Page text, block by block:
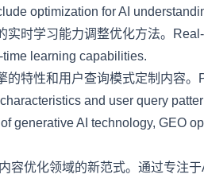
optimization for AI
实时学习能力调整优化方法。
learning capabilities.
的特性和用户查询模式定制内容
and user query
generative AI technology, GEO
容优化领域的新范式。通过专注